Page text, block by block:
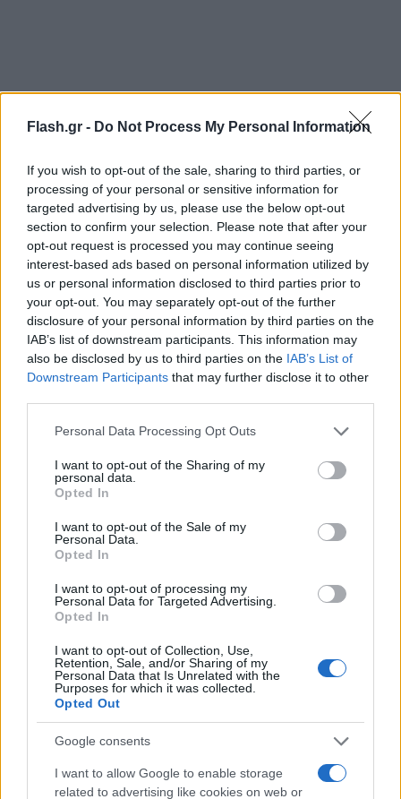
Flash.gr - Do Not Process My Personal Information
If you wish to opt-out of the sale, sharing to third parties, or
processing of your personal or sensitive information for
targeted advertising by us, please use the below opt-out
section to confirm your selection. Please note that after your
opt-out request is processed you may continue seeing
interest-based ads based on personal information utilized by
us or personal information disclosed to third parties prior to
your opt-out. You may separately opt-out of the further
disclosure of your personal information by third parties on the
IAB’s list of downstream participants. This information may
also be disclosed by us to third parties on the IAB’s List of
Downstream Participants that may further disclose it to other
Please note that this website/app uses one or more Google
not limited to your visit or usage behaviour. You may click to
grant or deny consent to Google and its third-party tags to
use your data for below specified purposes in below Google
consent section.
Personal Data Processing Opt Outs
I want to opt-out of the Sharing of my
personal data.
Opted In
I want to opt-out of the Sale of my
Personal Data.
Opted In
I want to opt-out of processing my
Personal Data for Targeted Advertising.
Opted In
I want to opt-out of Collection, Use,
Retention, Sale, and/or Sharing of my
Personal Data that Is Unrelated with the
Purposes for which it was collected.
Opted Out
Google consents
I want to allow Google to enable storage
related to advertising like cookies on web or
Ενόψει της διάθεσης του τρίτου πακέτου
ελαφρύνσεων, ύψους 30 δισεκατομμυρίων ευρώ, τα
οφέλη για το ακροατήριό τους. Έτσι, το FDP θέλει
αντιστάθμιση του πληθωρισμού στη φορολογία,
κάτι που θα ωφελούσε περισσότερο εκείνους που
πληρώνουν υψηλότερους φόρους, το SPD τάσσεται
υπέρ της απευθείας καταβολής οικονομικής
βοήθειας για τα χαμηλά εισοδήματα, τις
οικογένειες, τους φοιτητές και τους
συνταξιούχους, ενώ οι Πράσινοι, με παρόμοιες
θέσεις, εισηγούνται μέτρα όπως ένα ενιαίο
εισιτήριο για τα μαζικά μέσα μεταφοράς στα 49
ευρώ/μήνα.